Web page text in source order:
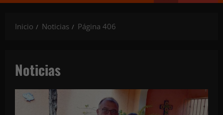
Inicio Noticias Página 406
Noticias